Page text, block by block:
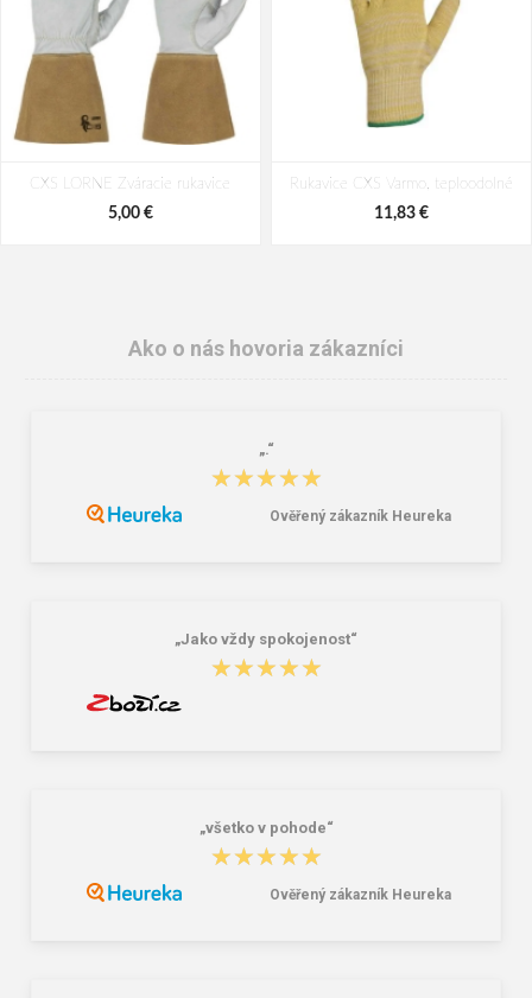
CXS LORNE Zváracie rukavice
5,00 €
Rukavice CXS Varmo, teploodolné
11,83 €
Ako o nás hovoria zákazníci
„.“
★★★★★
★★★★★
Ověřený zákazník Heureka
„Jako vždy spokojenost“
★★★★★
★★★★★
„všetko v pohode“
★★★★★
★★★★★
Ověřený zákazník Heureka